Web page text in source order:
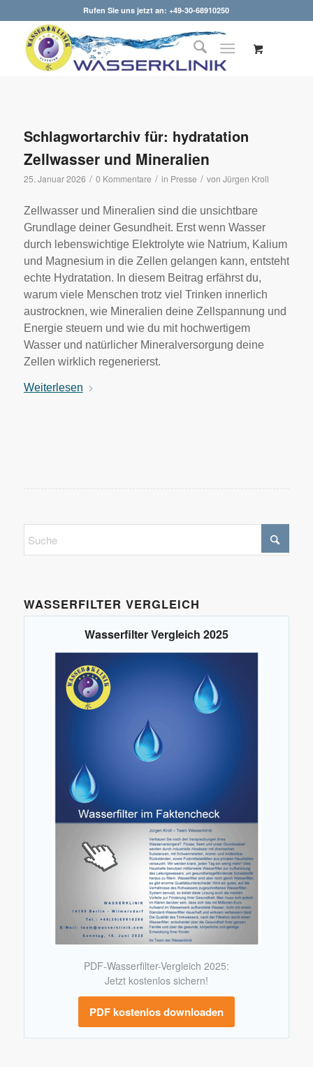
Rufen Sie uns jetzt an: +49-30-68910250
Schlagwortarchiv für: hydratation
Zellwasser und Mineralien
25. Januar 2026 / 0 Kommentare / in Presse / von Jürgen Kroll
Zellwasser und Mineralien sind die unsichtbare
Grundlage deiner Gesundheit. Erst wenn Wasser
durch lebenswichtige Elektrolyte wie Natrium, Kalium
und Magnesium in die Zellen gelangen kann, entsteht
echte Hydratation. In diesem Beitrag erfährst du,
warum viele Menschen trotz viel Trinken innerlich
austrocknen, wie Mineralien deine Zellspannung und
Energie steuern und wie du mit hochwertigem
Wasser und natürlicher Mineralversorgung deine
Zellen wirklich regenerierst.
Weiterlesen
WASSERFILTER VERGLEICH
Wasserfilter Vergleich 2025
PDF-Wasserfilter-Vergleich 2025:
Jetzt kostenlos sichern!
PDF kostenlos downloaden